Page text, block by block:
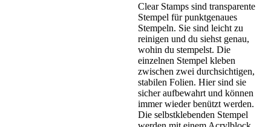
Clear Stamps sind transparente
Stempel für punktgenaues
Stempeln. Sie sind leicht zu
reinigen und du siehst genau,
wohin du stempelst. Die
einzelnen Stempel kleben
zwischen zwei durchsichtigen,
stabilen Folien. Hier sind sie
sicher aufbewahrt und können
immer wieder benützt werden.
Die selbstklebenden Stempel